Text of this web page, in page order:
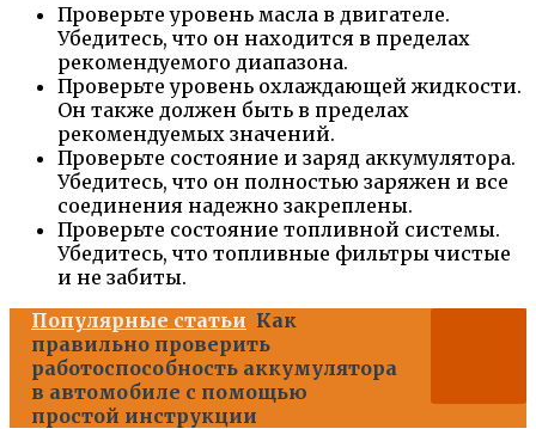
Проверьте уровень масла в двигателе.
Убедитесь, что он находится в пределах
рекомендуемого диапазона.
Проверьте уровень охлаждающей жидкости.
Он также должен быть в пределах
рекомендуемых значений.
Проверьте состояние и заряд аккумулятора.
Убедитесь, что он полностью заряжен и все
соединения надежно закреплены.
Проверьте состояние топливной системы.
Убедитесь, что топливные фильтры чистые
и не забиты.
Популярные статьи Как
правильно проверить
работоспособность аккумулятора
в автомобиле с помощью
простой инструкции